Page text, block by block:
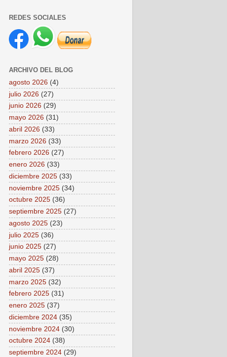
REDES SOCIALES
ARCHIVO DEL BLOG
agosto 2026 (4)
julio 2026 (27)
junio 2026 (29)
mayo 2026 (31)
abril 2026 (33)
marzo 2026 (33)
febrero 2026 (27)
enero 2026 (33)
diciembre 2025 (33)
noviembre 2025 (34)
octubre 2025 (36)
septiembre 2025 (27)
agosto 2025 (23)
julio 2025 (36)
junio 2025 (27)
mayo 2025 (28)
abril 2025 (37)
marzo 2025 (32)
febrero 2025 (31)
enero 2025 (37)
diciembre 2024 (35)
noviembre 2024 (30)
octubre 2024 (38)
septiembre 2024 (29)